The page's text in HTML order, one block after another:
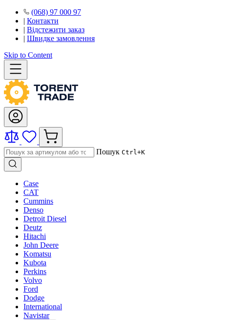
(068) 97 000 97
| Контакти
| Відстежити заказ
| Швидке замовлення
Skip to Content
Пошук Ctrl+K
Case
CAT
Cummins
Denso
Detroit Diesel
Deutz
Hitachi
John Deere
Komatsu
Kubota
Perkins
Volvo
Ford
Dodge
International
Navistar